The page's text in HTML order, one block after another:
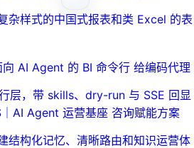
杂样式的中国式报表和类 Excel 的表
向 AI Agent 的 BI 命令行 给编码代理
层，带 skills、dry-run 与 SSE 回显
AI Agent 运营基座 咨询赋能方案
构化记忆、清晰路由和知识运营体